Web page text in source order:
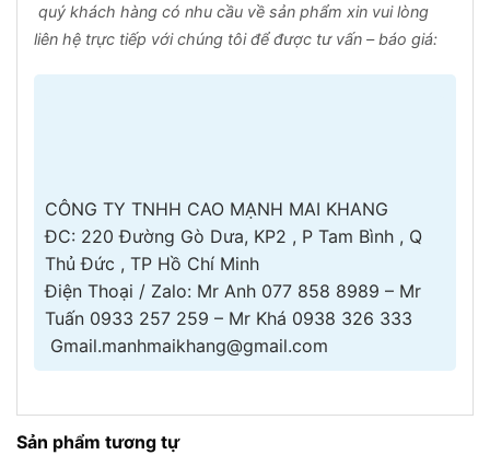
quý khách hàng có nhu cầu về sản phẩm xin vui lòng
liên hệ trực tiếp với chúng tôi để được tư vấn – báo giá:
CÔNG TY TNHH CAO MẠNH MAI KHANG
ĐC: 220 Đường Gò Dưa, KP2 , P Tam Bình , Q
Thủ Đức , TP Hồ Chí Minh
Điện Thoại / Zalo: Mr Anh 077 858 8989 – Mr
Tuấn 0933 257 259 – Mr Khá 0938 326 333
Gmail.manhmaikhang@gmail.com
Sản phẩm tương tự